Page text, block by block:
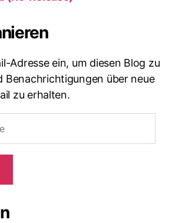
Adresse ein, um diesen Blog zu
Benachrichtigungen über neue
zu erhalten.